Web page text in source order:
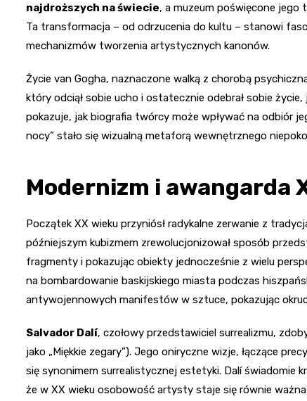
najdroższych na świecie, a muzeum poświęcone
Ta transformacja – od odrzucenia do kultu – stanowi
mechanizmów tworzenia artystycznych kanonów.
Życie van Gogha, naznaczone walką z chorobą
który odciął sobie ucho i ostatecznie odebrał sobie
pokazuje, jak biografia twórcy może wpływać na odbiór
nocy” stało się wizualną metaforą wewnętrznego
Modernizm i awangarda
Początek XX wieku przyniósł radykalne zerwanie z
późniejszym kubizmem zrewolucjonizował sposób
fragmenty i pokazując obiekty jednocześnie z wielu
na bombardowanie baskijskiego miasta podczas
antywojennowych manifestów w sztuce, pokazując
Salvador Dalí, czołowy przedstawiciel surrealizmu,
jako „Miękkie zegary”). Jego oniryczne wizje, łączące
się synonimem surrealistycznej estetyki. Dalí świadomie
że w XX wieku osobowość artysty staje się równie ważna